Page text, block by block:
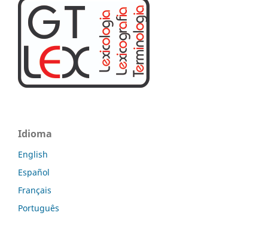
Idioma
English
Español
Français
Português